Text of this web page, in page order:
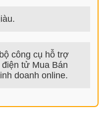
sẽ có được góc nhìn đa
cách người giàu làm
nghề gì để kiếm tiền
nhà nào đơn giản thu
nghề GiauNhanh.com
câu hỏi trên để tìm ra
công cụ hỗ trợ
tử Mua Bán
doanh online.
DOANH ONLINE